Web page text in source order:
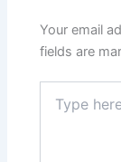
Your email
fields are
here..